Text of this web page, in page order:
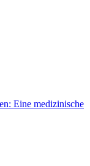
Eine medizinische